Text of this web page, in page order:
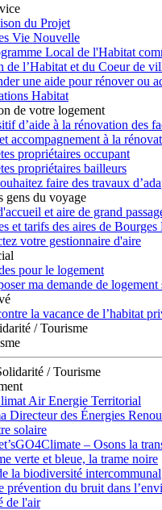
du Projet
Vie Nouvelle
Local de l'Habitat
de l’Habitat et du Coeur de
une aide pour rénover ou
Habitat
de votre logement
d’aide à la rénovation des
accompagnement à la
propriétaires occupant
propriétaires bailleurs
faire des travaux
gens du voyage
et aire de grand
et tarifs des aires de Bourges
votre gestionnaire d'aire
pour le logement
ma demande de logement
la vacance de l’habitat
/ Tourisme
Air Energie Territorial
Directeur des Énergies
solaire
– Osons la
verte et bleue, la trame noire
la biodiversité intercommunal
prévention du bruit dans
de l'air